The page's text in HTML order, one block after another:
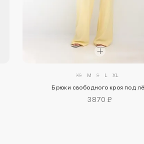
XS M S L XL
Брюки свободного кроя под
3870 ₽